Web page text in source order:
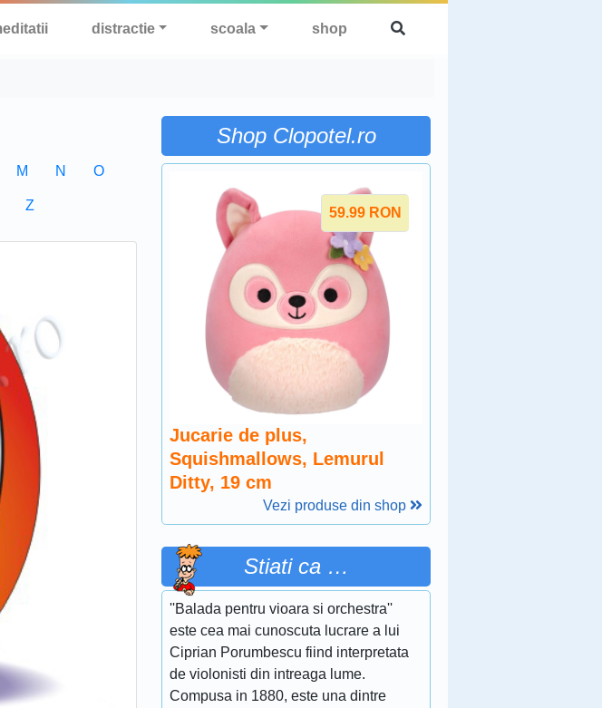
distractie scoala shop
M N O
Z
Shop Clopotel.ro
59.99 RON
Jucarie de plus,
Squishmallows, Lemurul
Ditty, 19 cm
Vezi produse din shop
Stiati ca …
''Balada pentru vioara si orchestra''
este cea mai cunoscuta lucrare a lui
Ciprian Porumbescu fiind interpretata
de violonisti din intreaga lume.
Compusa in 1880, este una dintre